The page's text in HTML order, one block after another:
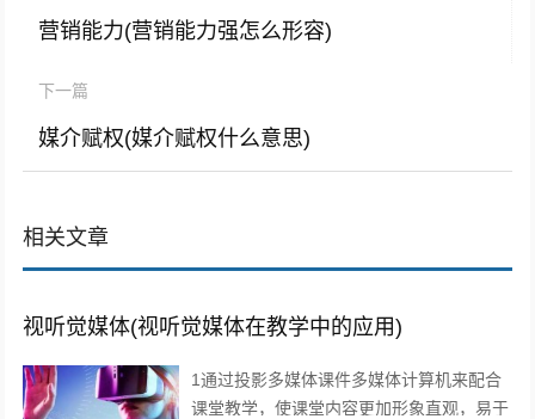
营销能力(营销能力强怎么形容)
下一篇
媒介赋权(媒介赋权什么意思)
相关文章
视听觉媒体(视听觉媒体在教学中的应用)
1通过投影多媒体课件多媒体计算机来配合
课堂教学，使课堂内容更加形象直观，易于